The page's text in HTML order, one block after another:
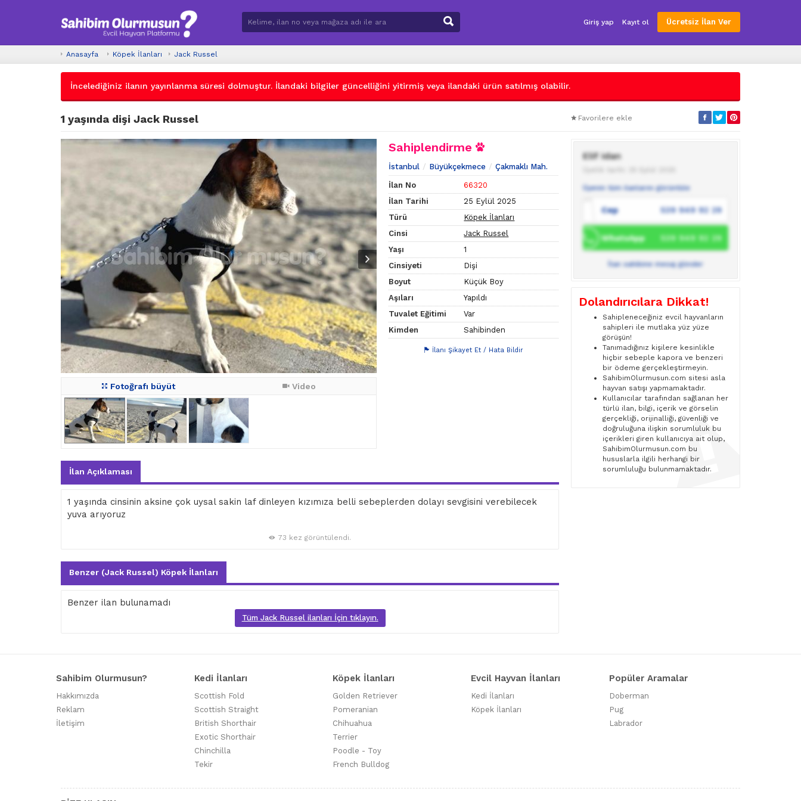
Giriş yap Kayıt ol Ücretsiz İlan Ver
Anasayfa Köpek İlanları Jack Russel
İncelediğiniz ilanın yayınlanma süresi dolmuştur. İlandaki bilgiler güncelliğini yitirmiş veya ilandaki ürün satılmış olabilir.
1 yaşında dişi Jack Russel Favorilere ekle
Fotoğrafı büyüt Video
Sahiplendirme
İstanbul Büyükçekmece Çakmaklı Mah.
İlan No
66320
İlan Tarihi
25 Eylül 2025
Türü
Köpek İlanları
Cinsi
Jack Russel
Yaşı
1
Cinsiyeti
Dişi
Boyut
Küçük Boy
Aşıları
Yapıldı
Tuvalet Eğitimi
Var
Kimden
Sahibinden
İlanı Şikayet Et / Hata Bildir
İlan Açıklaması
1 yaşında cinsinin aksine çok uysal sakin laf dinleyen kızımıza belli sebeplerden dolayı sevgisini verebilecek
yuva arıyoruz
73 kez görüntülendi.
Benzer (Jack Russel) Köpek İlanları
Benzer ilan bulunamadı
Tüm Jack Russel ilanları İçin tıklayın.
Elif idan
Üyenin tüm ilanlarını görüntüle
Cep 539 949 92 29
WhatsApp 539 949 92 29
İlan sahibine mesaj gönder
Dolandırıcılara Dikkat!
Sahipleneceğiniz evcil hayvanların
sahipleri ile mutlaka yüz yüze
görüşün!
Tanımadığınız kişilere kesinlikle
hiçbir sebeple kapora ve benzeri
bir ödeme gerçekleştirmeyin.
SahibimOlurmusun.com sitesi asla
hayvan satışı yapmamaktadır.
Kullanıcılar tarafından sağlanan her
türlü ilan, bilgi, içerik ve görselin
gerçekliği, orijinalliği, güvenliği ve
doğruluğuna ilişkin sorumluluk bu
içerikleri giren kullanıcıya ait olup,
SahibimOlurmusun.com bu
hususlarla ilgili herhangi bir
sorumluluğu bulunmamaktadır.
Sahibim Olurmusun?
Hakkımızda
Reklam
İletişim
Kedi İlanları
Scottish Fold
Scottish Straight
British Shorthair
Exotic Shorthair
Chinchilla
Tekir
Köpek İlanları
Golden Retriever
Pomeranian
Chihuahua
Terrier
Poodle - Toy
French Bulldog
Evcil Hayvan İlanları
Kedi İlanları
Köpek İlanları
Popüler Aramalar
Doberman
Pug
Labrador